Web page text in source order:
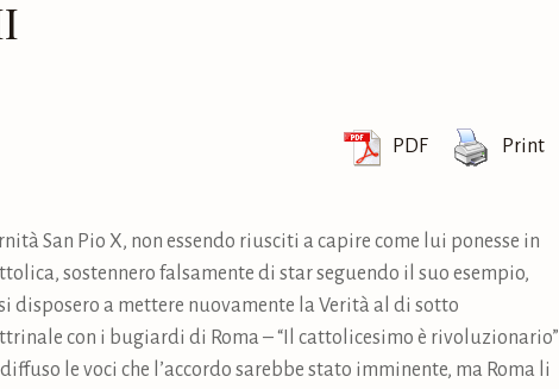
PDF Print
San Pio X, non essendo riusciti a capire come lui ponesse in
sostennero falsamente di star seguendo il suo esempio,
disposero a mettere nuovamente la Verità al di sotto
con i bugiardi di Roma – “Il cattolicesimo è rivoluzionario”
le voci che l’accordo sarebbe stato imminente, ma Roma li